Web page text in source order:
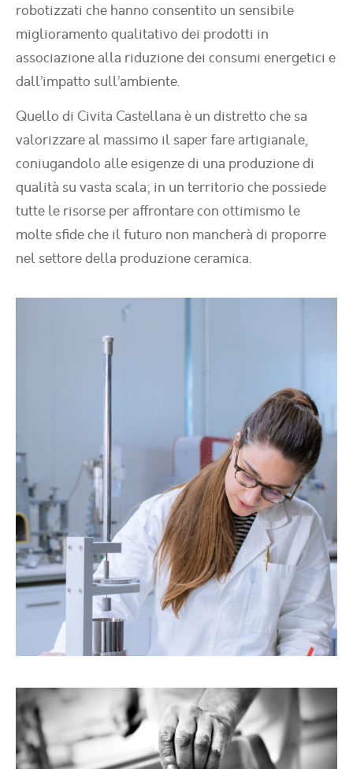
robotizzati che hanno consentito un sensibile
miglioramento qualitativo dei prodotti in
associazione alla riduzione dei consumi energetici e
dall’impatto sull’ambiente.
Quello di Civita Castellana è un distretto che sa
valorizzare al massimo il saper fare artigianale,
coniugandolo alle esigenze di una produzione di
qualità su vasta scala; in un territorio che possiede
tutte le risorse per affrontare con ottimismo le
molte sfide che il futuro non mancherà di proporre
nel settore della produzione ceramica.